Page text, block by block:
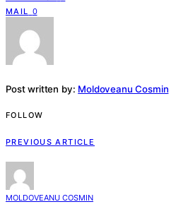
MAIL 0
Post written by: Moldoveanu Cosmin
FOLLOW
PREVIOUS ARTICLE
MOLDOVEANU COSMIN